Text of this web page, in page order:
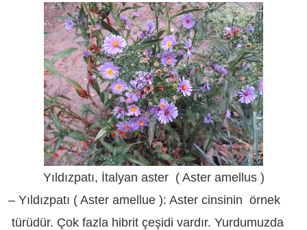
Yıldızpatı, İtalyan aster ( Aster amellus )
– Yıldızpatı ( Aster amellue ): Aster cinsinin örnek
türüdür. Çok fazla hibrit çeşidi vardır. Yurdumuzda